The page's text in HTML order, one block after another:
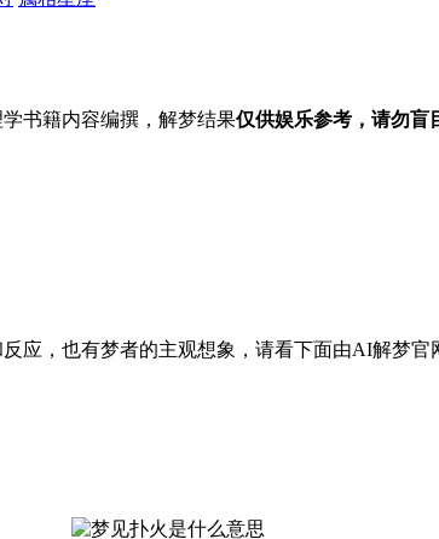
书籍内容编撰，解梦结果仅供娱乐参考，请勿盲
应，也有梦者的主观想象，请看下面由AI解梦官